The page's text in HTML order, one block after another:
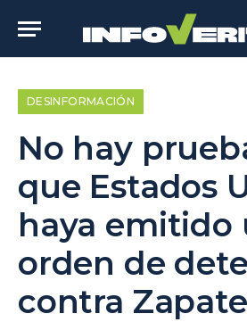
DESINFORMACIÓN
No hay
que Estados
haya emitido
orden de
contra